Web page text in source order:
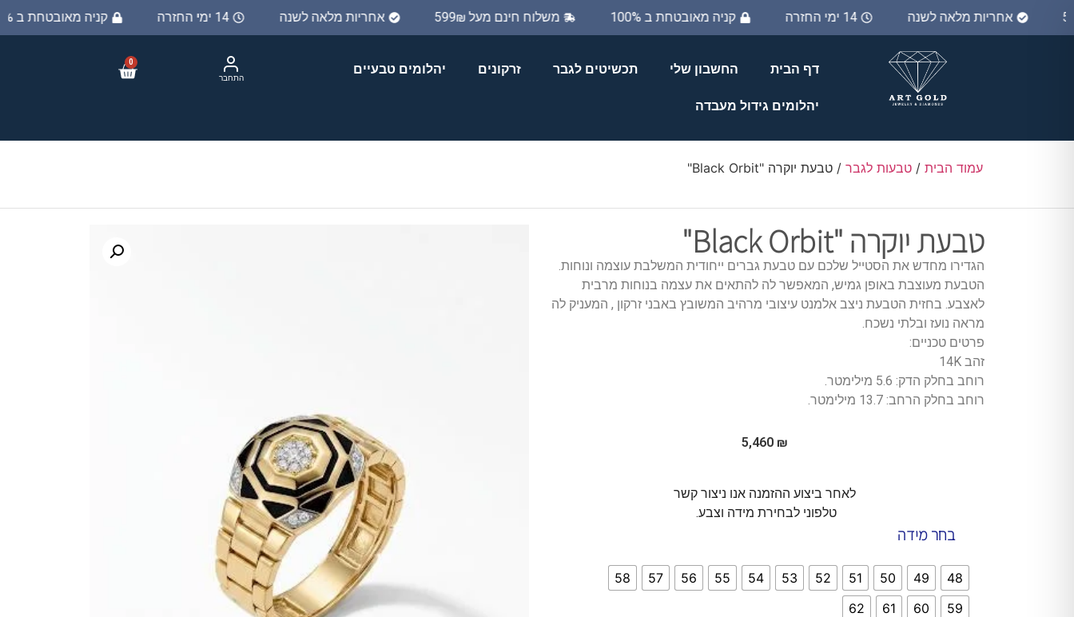
קניה מאובטחת ב 100% 14 ימי החזרה אחריות מלאה לשנה משלוח חינם מעל 599₪ קניה מאובטחת ב 100% 14 ימי החזרה אחריות מלאה לשנה
0
התחבר
דף הבית החשבון שלי תכשיטים לגבר זרקונים יהלומים טבעיים
יהלומים גידול מעבדה
עמוד הבית / טבעות לגבר / טבעת יוקרה "Black Orbit"
טבעת יוקרה "Black Orbit"
הגדירו מחדש את הסטייל שלכם עם טבעת גברים ייחודית המשלבת עוצמה ונוחות.
הטבעת מעוצבת באופן גמיש, המאפשר לה להתאים את עצמה בנוחות מרבית
לאצבע. בחזית הטבעת ניצב אלמנט עיצובי מרהיב המשובץ באבני זרקון , המעניק לה
מראה נועז ובלתי נשכח.
פרטים טכניים:
זהב 14K
רוחב בחלק הדק: 5.6 מילימטר.
רוחב בחלק הרחב: 13.7 מילימטר.
5,460 ₪
לאחר ביצוע ההזמנה אנו ניצור קשר
טלפוני לבחירת מידה וצבע.
בחר מידה
48
49
50
51
52
53
54
55
56
57
58
59
60
61
62